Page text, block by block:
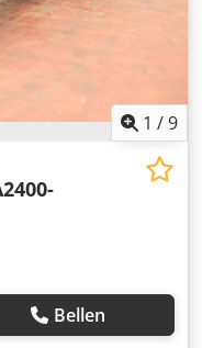
1 /9
Bellen